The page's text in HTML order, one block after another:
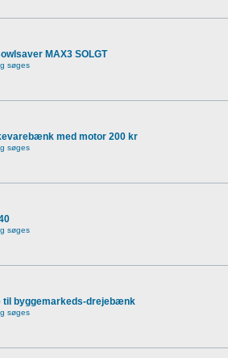
MAX3 SOLGT
søges
med motor 200 kr
søges
søges
til byggemarkeds-drejebænk
søges